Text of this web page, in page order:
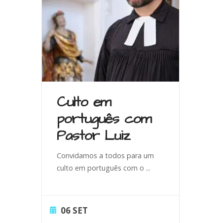
Culto em
português com
Pastor Luiz
Convidamos a todos para um
culto em português com o ...
06 SET